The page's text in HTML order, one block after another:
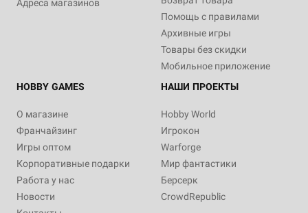
Адреса магазинов
Помощь с правилами
Архивные игры
Товары без скидки
Мобильное приложение
HOBBY GAMES
О магазине
Франчайзинг
Игры оптом
Корпоративные подарки
Работа у нас
Новости
НАШИ ПРОЕКТЫ
Hobby World
Игрокон
Warforge
Мир фантастики
Берсерк
CrowdRepublic